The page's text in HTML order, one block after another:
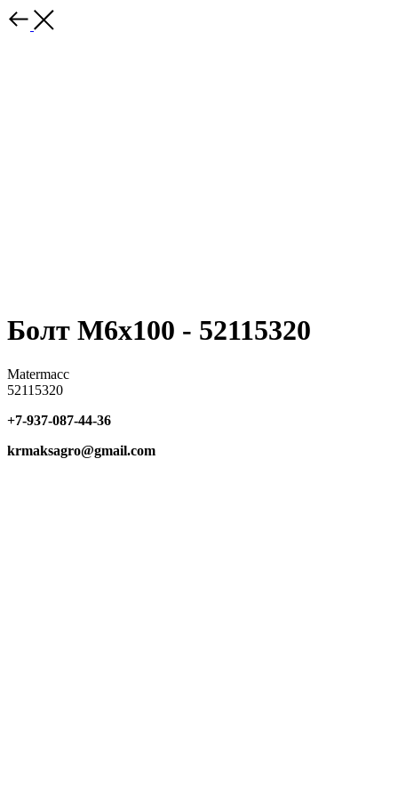
Болт М6х100 - 52115320
Matermacc
52115320
+7-937-087-44-36
krmaksagro@gmail.com